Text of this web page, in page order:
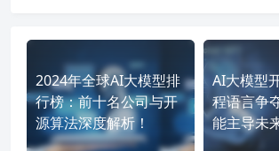
2024年全球AI大模型排
行榜：前十名公司与开
源算法深度解析！
AI大模型
程语言争
能主导未